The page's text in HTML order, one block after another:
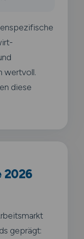
wertvoll.
diese
2026
geprägt: